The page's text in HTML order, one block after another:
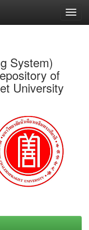
System)
of
University